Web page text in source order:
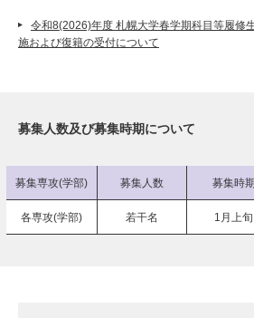
令和8(2026)年度 札幌大学春学期科目等履修
施および復籍の受付について
募集人数及び募集時期について
募集専攻(学部) 募集人数 募集時期
各専攻(学部) 若干名 1月上旬